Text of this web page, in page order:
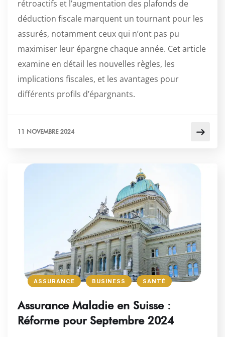
rétroactifs et l’augmentation des plafonds de
déduction fiscale marquent un tournant pour les
assurés, notamment ceux qui n’ont pas pu
maximiser leur épargne chaque année. Cet article
examine en détail les nouvelles règles, les
implications fiscales, et les avantages pour
différents profils d’épargnants.
11 NOVEMBRE 2024
ASSURANCE BUSINESS SANTÉ
Assurance Maladie en Suisse :
Réforme pour Septembre 2024